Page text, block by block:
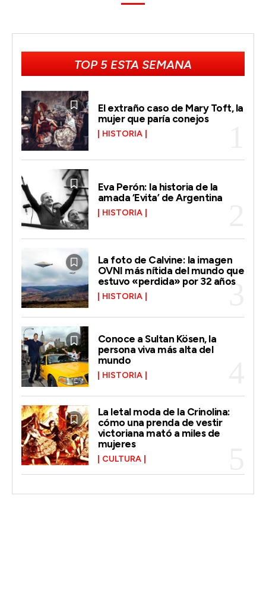
TOP 5 ESTA SEMANA
El extraño caso de Mary Toft, la
mujer que paría conejos
HISTORIA
Eva Perón: la historia de la
amada ‘Evita’ de Argentina
HISTORIA
La foto de Calvine: la imagen
OVNI más nítida del mundo que
estuvo «perdida» por 32 años
HISTORIA
Conoce a Sultan Kösen, la
persona viva más alta del
mundo
HISTORIA
La letal moda de la Crinolina:
cómo una prenda de vestir
victoriana mató a miles de
mujeres
CULTURA